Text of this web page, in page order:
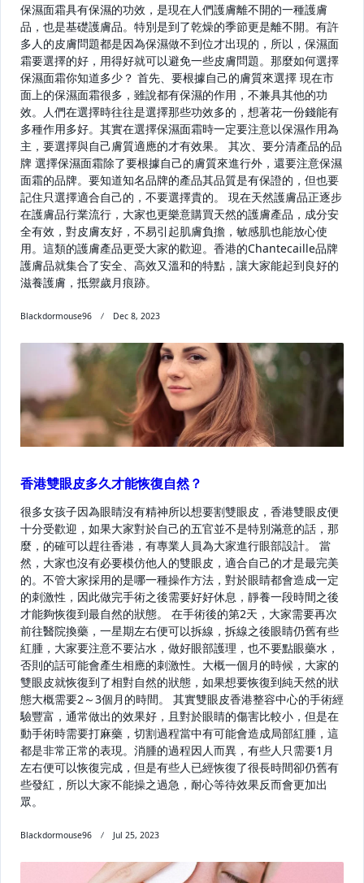
保濕面霜具有保濕的功效，是現在人們護膚離不開的一種護膚
品，也是基礎護膚品。特別是到了乾燥的季節更是離不開。有許
多人的皮膚問題都是因為保濕做不到位才出現的，所以，保濕面
霜要選擇的好，用得好就可以避免一些皮膚問題。那麼如何選擇
保濕面霜你知道多少？ 首先、要根據自己的膚質來選擇 現在市
面上的保濕面霜很多，雖說都有保濕的作用，不兼具其他的功
效。人們在選擇時往往是選擇那些功效多的，想著花一份錢能有
多種作用多好。其實在選擇保濕面霜時一定要注意以保濕作用為
主，要選擇與自己膚質適應的才有效果。 其次、要分清產品的品
牌 選擇保濕面霜除了要根據自己的膚質來進行外，還要注意保濕
面霜的品牌。要知道知名品牌的產品其品質是有保證的，但也要
記住只選擇適合自己的，不要選擇貴的。 現在天然護膚品正逐步
在護膚品行業流行，大家也更樂意購買天然的護膚產品，成分安
全有效，對皮膚友好，不易引起肌膚負擔，敏感肌也能放心使
用。這類的護膚產品更受大家的歡迎。香港的Chantecaille品牌
護膚品就集合了安全、高效又溫和的特點，讓大家能起到良好的
滋養護膚，抵禦歲月痕跡。
Blackdormouse96 Dec 8, 2023
香港雙眼皮多久才能恢復自然？
很多女孩子因為眼睛沒有精神所以想要割雙眼皮，香港雙眼皮便
十分受歡迎，如果大家對於自己的五官並不是特別滿意的話，那
麼，的確可以趕往香港，有專業人員為大家進行眼部設計。 當
然，大家也沒有必要模仿他人的雙眼皮，適合自己的才是最完美
的。不管大家採用的是哪一種操作方法，對於眼睛都會造成一定
的刺激性，因此做完手術之後需要好好休息，靜養一段時間之後
才能夠恢復到最自然的狀態。 在手術後的第2天，大家需要再次
前往醫院換藥，一星期左右便可以拆線，拆線之後眼睛仍舊有些
紅腫，大家要注意不要沾水，做好眼部護理，也不要點眼藥水，
否則的話可能會產生相應的刺激性。大概一個月的時候，大家的
雙眼皮就恢復到了相對自然的狀態，如果想要恢復到純天然的狀
態大概需要2～3個月的時間。 其實雙眼皮香港整容中心的手術經
驗豐富，通常做出的效果好，且對於眼睛的傷害比較小，但是在
動手術時需要打麻藥，切割過程當中有可能會造成局部紅腫，這
都是非常正常的表現。消腫的過程因人而異，有些人只需要1月
左右便可以恢復完成，但是有些人已經恢復了很長時間卻仍舊有
些發紅，所以大家不能操之過急，耐心等待效果反而會更加出
眾。
Blackdormouse96 Jul 25, 2023